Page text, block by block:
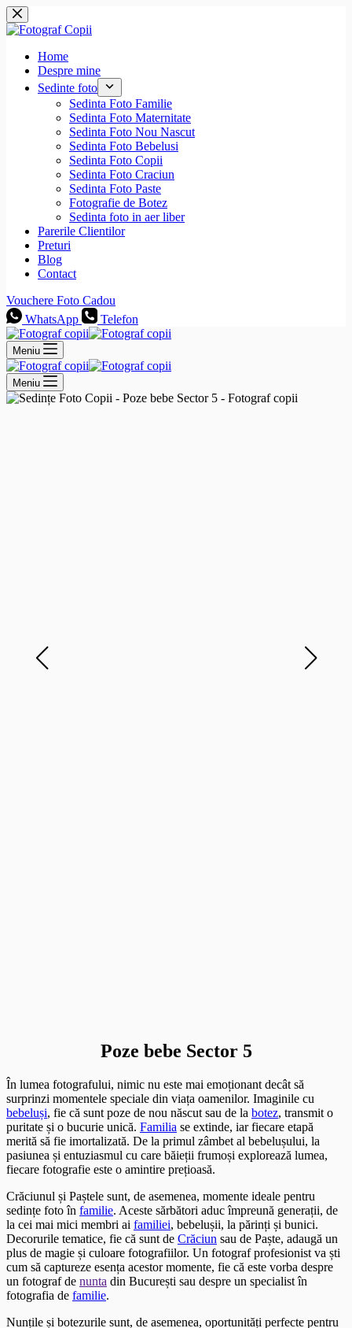
Sari
la
conținut
Home
Despre mine
Sedinte foto
Sedinta Foto Familie
Sedinta Foto Maternitate
Sedinta Foto Nou Nascut
Sedinta Foto Bebelusi
Sedinta Foto Copii
Sedinta Foto Craciun
Sedinta Foto Paste
Fotografie de Botez
Sedinta foto in aer liber
Parerile Clientilor
Preturi
Blog
Contact
Vouchere Foto Cadou
WhatsApp
Telefon
Meniu
Meniu
Poze bebe Sector 5
În lumea fotografului, nimic nu este mai emoționant decât să
surprinzi momentele speciale din viața oamenilor. Imaginile cu
bebeluși, fie că sunt poze de nou născut sau de la botez, transmit o
puritate și o bucurie unică. Familia se extinde, iar fiecare etapă
merită să fie imortalizată. De la primul zâmbet al bebelușului, la
pasiunea și entuziasmul cu care băieții frumoși explorează lumea,
fiecare fotografie este o amintire prețioasă.
Crăciunul și Paștele sunt, de asemenea, momente ideale pentru
sedințe foto în familie. Aceste sărbători aduc împreună generații, de
la cei mai mici membri ai familiei, bebelușii, la părinți și bunici.
Decorurile tematice, fie că sunt de Crăciun sau de Paște, adaugă un
plus de magie și culoare fotografiilor. Un fotograf profesionist va ști
cum să captureze esența acestor momente, fie că este vorba despre
un fotograf de nunta din București sau despre un specialist în
fotografia de familie.
Nunțile și botezurile sunt, de asemenea, oportunități perfecte pentru